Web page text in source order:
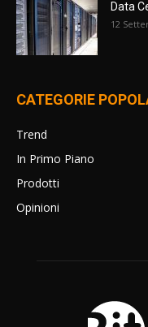
Data
12
CATEGORIE
Trend
In Primo Piano
Prodotti
Opinioni